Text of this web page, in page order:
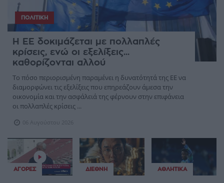
ΠΟΛΙΤΙΚΉ
Η ΕΕ δοκιμάζεται με πολλαπλές
κρίσεις, ενώ οι εξελίξεις...
καθορίζονται αλλού
Το πόσο περιορισμένη παραμένει η δυνατότητά της ΕΕ να
διαμορφώνει τις εξελίξεις που επηρεάζουν άμεσα την
οικονομία και την ασφάλειά της φέρνουν στην επιφάνεια
οι πολλαπλές κρίσεις ...
06 Αυγούστου 2026
ΑΓΟΡΈΣ ΔΙΕΘΝΉ ΑΘΛΗΤΙΚΆ